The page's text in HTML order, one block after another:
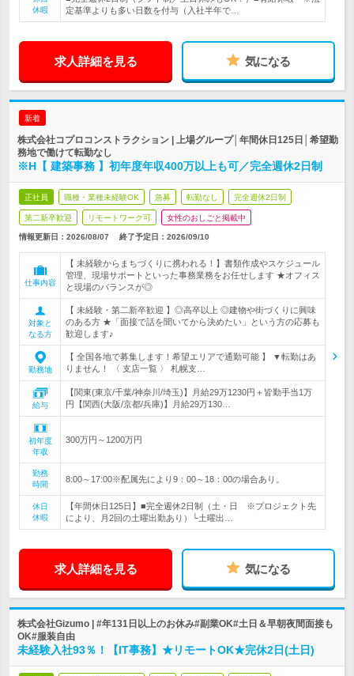
休暇
定基準よりも多い日数を付与（入社半年で…
求人詳細を見る 気になる
新着
株式会社コプロコンストラクション | 上場グループ│年間休日125日│希望勤
務地で働けて転勤なし
※H【 建築事務 】初年度年収400万以上も可／完全週休2日制
正社員 職種・業種未経験OK 急募 転勤なし 完全週休2日制
第二新卒歓迎 リモートワーク可 女性のおしごと掲載中
情報更新日：2026/08/07 終了予定日： 2026/09/10
仕事内容
【 未経験からまちづくりに携われる！】書類作成やスケジュール
管理、現場サポートといった事務業務をお任せします ★オフィス
と現場のバランスが◎
対象と
なる方
【 未経験・第二新卒歓迎 】◎高卒以上 ◎建物や街づくりに興味
のある方 ★「面接で話を聞いてから決めたい」という方の応募も
歓迎します♪
勤務地
【 全国各地で募集します！希望エリアで通勤可能 】 ▼転勤はあ
りません！ 〈 支店一覧 〉 札幌支…
給与
【関東(東京/千葉/神奈川/埼玉)】月給29万1230円＋皆勤手当1万
円【関西(大阪/京都/兵庫)】月給29万130…
初年度
年収
300万円～1200万円
勤務
時間
8:00～17:00※配属先により9：00～18：00の場合あり。
休日
休暇
【年間休日125日】■完全週休2日制（土・日 ※プロジェクト先
により、月2回の土曜出勤あり）└土曜出…
求人詳細を見る 気になる
株式会社Gizumo | #年131日以上のお休み#副業OK#土日＆早朝夜間面接も
OK#服装自由
未経験入社93％！【IT事務】★リモートOK★完休2日(土日)